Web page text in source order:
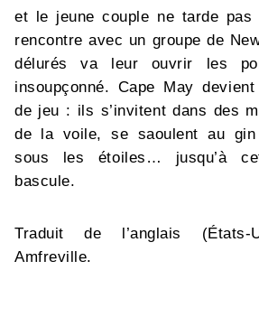
et le jeune couple ne tarde pas
rencontre avec un groupe de
délurés va leur ouvrir les
insoupçonné. Cape May
de jeu : ils s’invitent dans des
de la voile, se saoulent au
sous les étoiles… jusqu’à
bascule.
Traduit de l’anglais
Amfreville.